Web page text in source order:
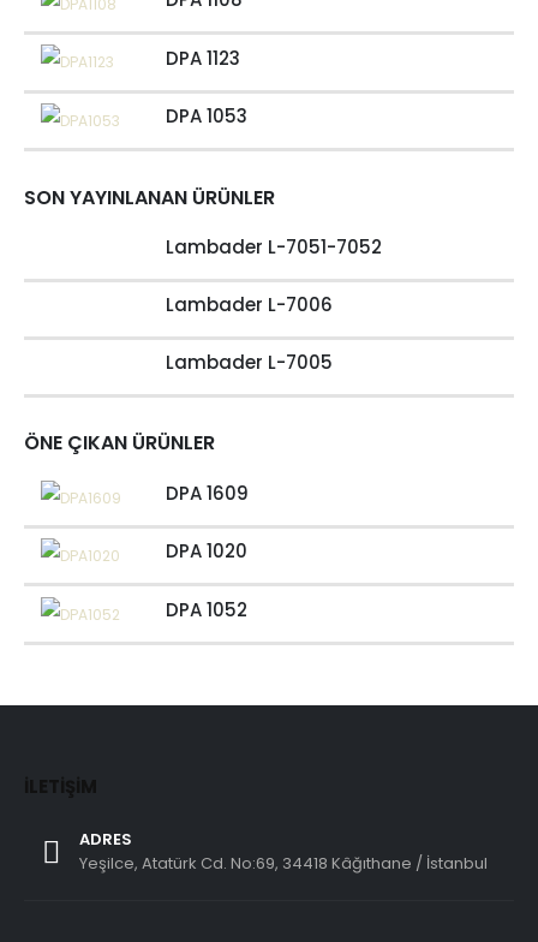
DPA 1123
DPA 1053
SON YAYINLANAN ÜRÜNLER
Lambader L-7051-7052
Lambader L-7006
Lambader L-7005
ÖNE ÇIKAN ÜRÜNLER
DPA 1609
DPA 1020
DPA 1052
İLETIŞIM
ADRES
Yeşilce, Atatürk Cd. No:69, 34418 Kâğıthane / İstanbul